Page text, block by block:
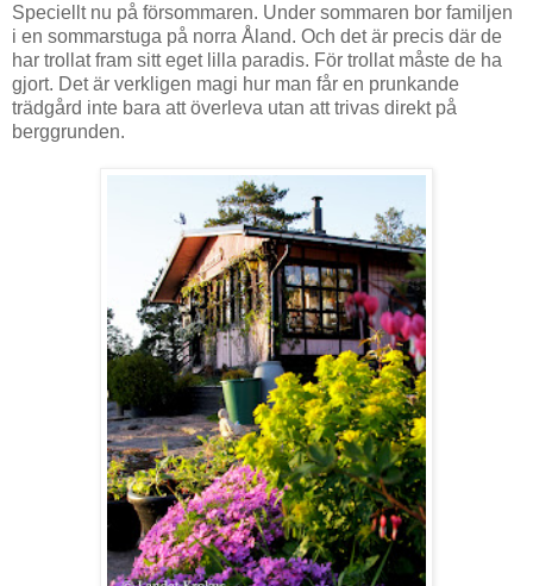
Speciellt nu på försommaren. Under sommaren bor familjen
i en sommarstuga på norra Åland. Och det är precis där de
har trollat fram sitt eget lilla paradis. För trollat måste de ha
gjort. Det är verkligen magi hur man får en prunkande
trädgård inte bara att överleva utan att trivas direkt på
berggrunden.